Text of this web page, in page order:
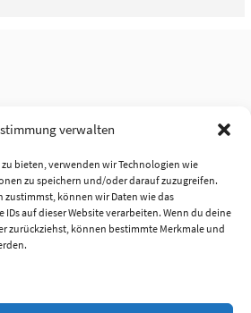
verwalten
bieten, verwenden wir Technologien wie
zu speichern und/oder darauf zuzugreifen.
zustimmst, können wir Daten wie das
auf dieser Website verarbeiten. Wenn du deine
zurückziehst, können bestimmte Merkmale und